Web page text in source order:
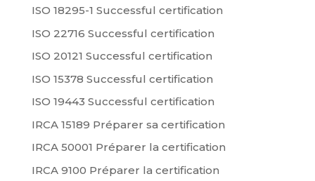
ISO 18295-1 Successful certification
ISO 22716 Successful certification
ISO 20121 Successful certification
ISO 15378 Successful certification
ISO 19443 Successful certification
IRCA 15189 Préparer sa certification
IRCA 50001 Préparer la certification
IRCA 9100 Préparer la certification